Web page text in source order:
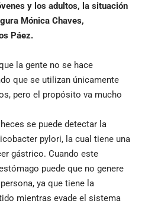
y los adultos, la situación
Mónica Chaves,
Páez.
la gente no se hace
que se utilizan únicamente
pero el propósito va mucho
se puede detectar la
pylori, la cual tiene una
gástrico. Cuando este
puede que no genere
ya que tiene la
mientras evade el sistema